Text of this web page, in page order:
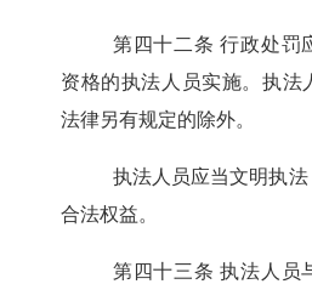
第四十二条 行政处罚
资格的执法人员实施。执法
法律另有规定的除外。
执法人员应当文明执
合法权益。
第四十三条 执法人员